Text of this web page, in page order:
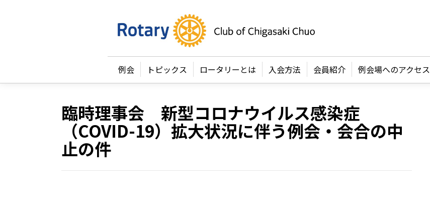
例会 トピックス ロータリーとは 入会方法 会員紹介 例会場へのアクセス
臨時理事会 新型コロナウイルス感染症
（COVID-19）拡大状況に伴う例会・会合の中
止の件